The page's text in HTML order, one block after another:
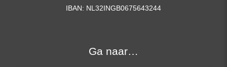
IBAN: NL32INGB0675643244
Ga naar…